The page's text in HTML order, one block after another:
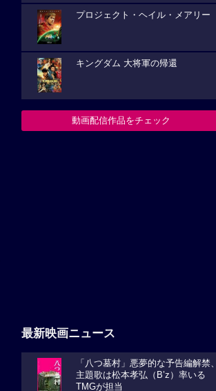
プロジェクト・ヘイル・メアリー
キングダム 大将軍の帰還
動画配信作品をチェック
最新映画ニュース
「八つ墓村」悪夢的な予告編解禁、
主題歌は松本孝弘（B’z）率いる
TMGが担当